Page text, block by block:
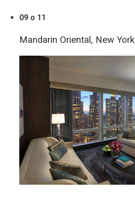
09 o 11
Mandarin Oriental, New York